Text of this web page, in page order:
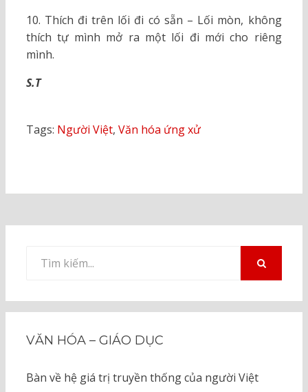
10. Thích đi trên lối đi có sẵn – Lối mòn, không
thích tự mình mở ra một lối đi mới cho riêng
mình.
S.T
Tags: Người Việt, Văn hóa ứng xử
kiếm
VĂN HÓA – GIÁO DỤC
Bàn về hệ giá trị truyền thống của người Việt